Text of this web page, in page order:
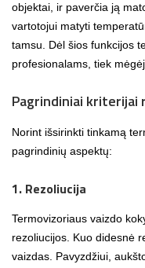
objektai, ir paverčia ją
vartotojui matyti
tamsu. Dėl šios funkcijos
profesionalams, tiek
Pagrindiniai
Norint išsirinkti tinkamą
pagrindinių aspektų:
1. Rezoliucija
Termovizoriaus vaizdo
rezoliucijos. Kuo didesnė
vaizdas. Pavyzdžiui,